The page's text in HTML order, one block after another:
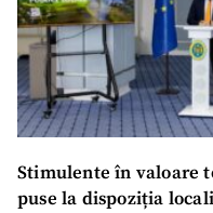
Stimulente în valoare
puse la dispoziția